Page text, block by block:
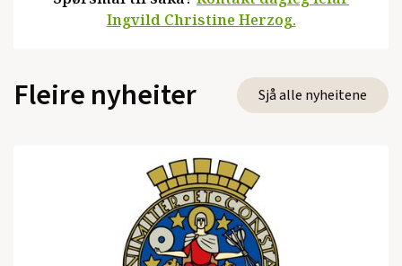
Ingvild Christine Herzog.
Fleire nyheiter Sjå alle nyheitene